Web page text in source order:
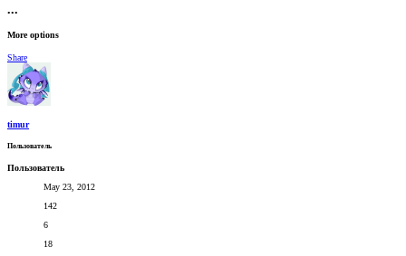
•••
More options
Share
timur
Пользователь
Пользователь
May 23, 2012
142
6
18